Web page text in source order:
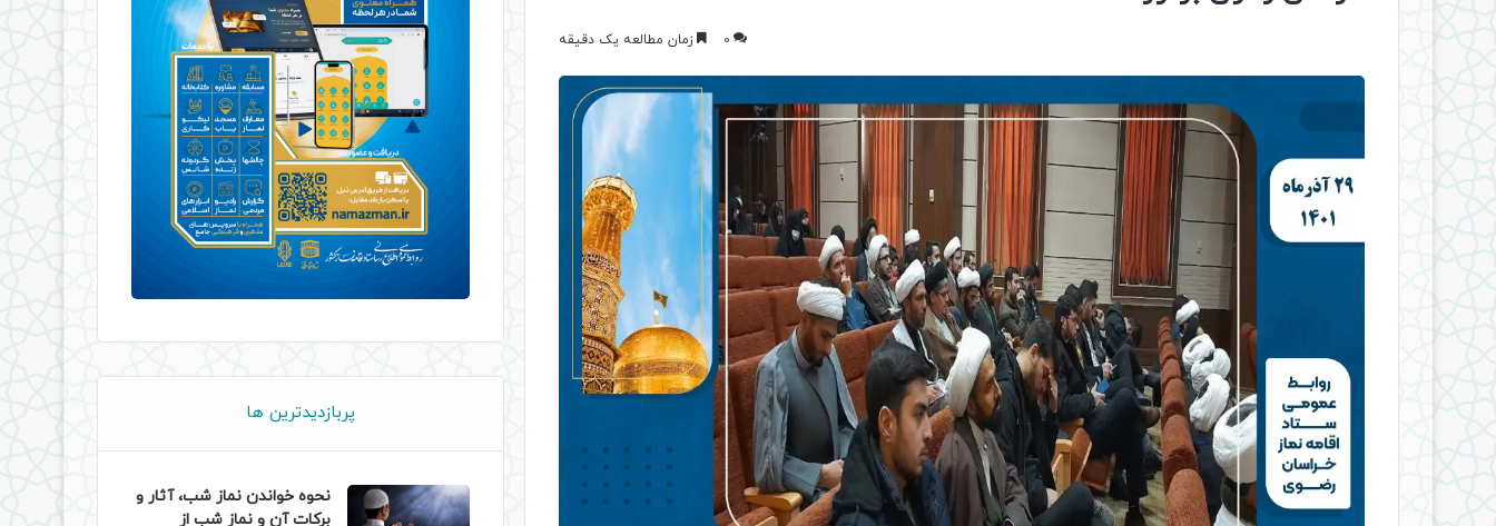
0 زمان مطالعه یک دقیقه
پربازدیدترین ها
نحوه خواندن نماز شب، آثار و
برکات آن و نماز شب از